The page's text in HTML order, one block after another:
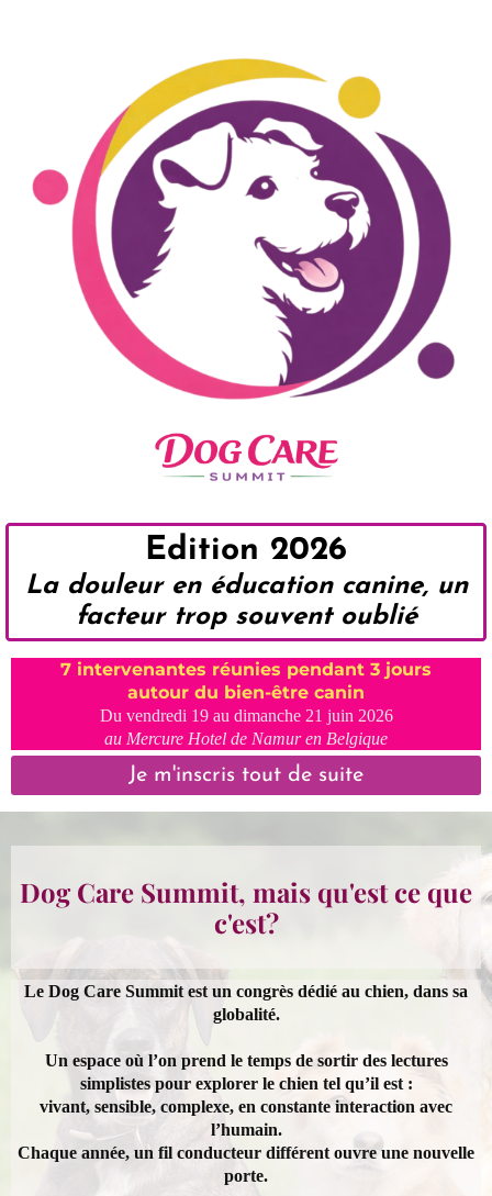
Edition 2026
La douleur en éducation canine, un
facteur trop souvent oublié
7 intervenantes réunies pendant 3 jours
autour du bien-être canin
Du vendredi 19 au dimanche 21 juin 2026
au Mercure Hotel de Namur en Belgique
Je m'inscris tout de suite
Dog Care Summit, mais qu'est ce que
c'est?
Le Dog Care Summit est un congrès dédié au chien, dans sa
globalité.
Un espace où l’on prend le temps de sortir des lectures
simplistes pour explorer le chien tel qu’il est :
vivant, sensible, complexe, en constante interaction avec
l’humain.
Chaque année, un fil conducteur différent ouvre une nouvelle
porte.